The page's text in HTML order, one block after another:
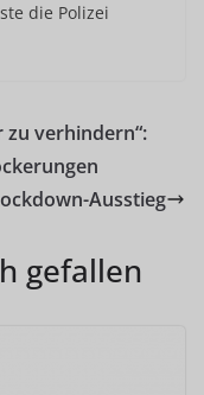
die Polizei
verhindern“:
Ausstieg
gefallen